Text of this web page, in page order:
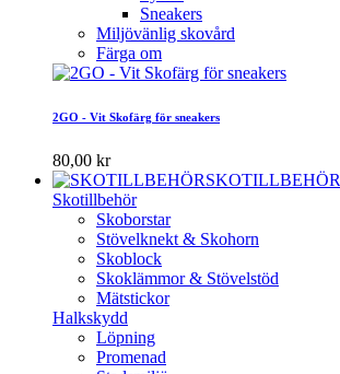
Sneakers
Miljövänlig skovård
Färga om
2GO - Vit Skofärg för sneakers
80,00 kr
SKOTILLBEHÖR
Skotillbehör
Skoborstar
Stövelknekt & Skohorn
Skoblock
Skoklämmor & Stövelstöd
Mätstickor
Halkskydd
Löpning
Promenad